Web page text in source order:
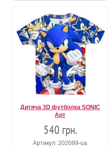
Дитяча 3D футболка SONIC
Арт
540 грн.
Артикул: 202099-ua